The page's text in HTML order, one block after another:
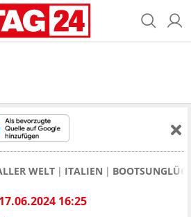
WELT ITALIEN
17.06.2024 16:25